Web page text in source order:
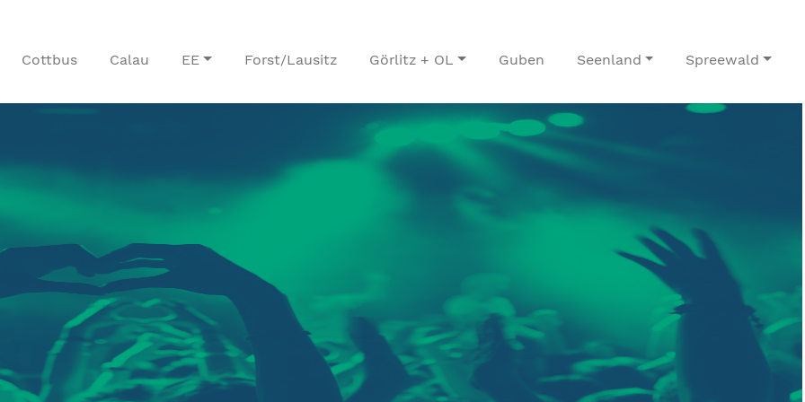
Cottbus Calau EE Forst/Lausitz Görlitz + OL Guben Seenland Spreewald